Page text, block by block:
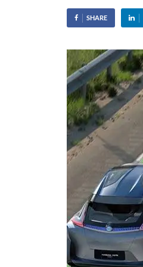
SHARE